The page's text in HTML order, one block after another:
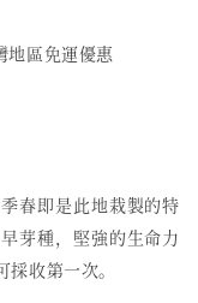
區免運優惠
春即是此地栽製的特
芽種，堅強的生命力
收第一次。